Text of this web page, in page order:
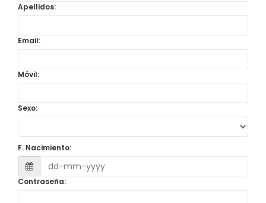
Apellidos:
Email:
Móvil:
Sexo:
F. Nacimiento:
Contraseña: